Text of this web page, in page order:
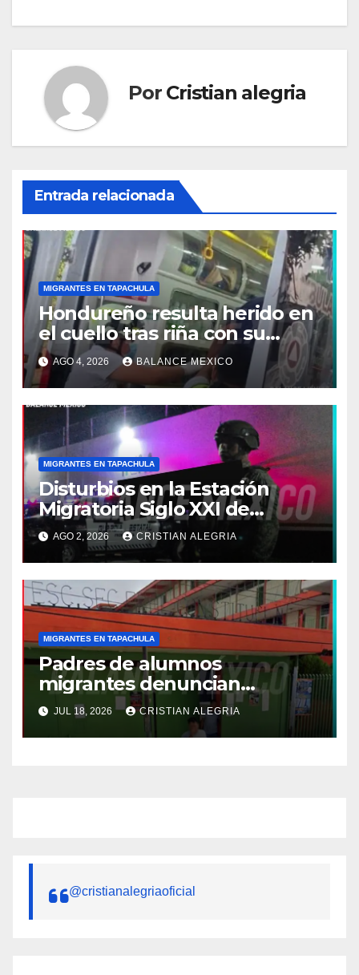
Por Cristian alegria
Entrada relacionada
MIGRANTES EN TAPACHULA
Hondureño resulta herido en
el cuello tras riña con su
pareja en Tapachula
AGO 4, 2026 BALANCE MEXICO
MIGRANTES EN TAPACHULA
Disturbios en la Estación
Migratoria Siglo XXI de
Tapachula, dejan dos
venezolanos detenidos y
trasladados a Tuxtla
Gutiérrez
AGO 2, 2026 CRISTIAN ALEGRIA
MIGRANTES EN TAPACHULA
Padres de alumnos
migrantes denuncian
retención de documentos en
la Secundaria Federal 1 de
Tapachula
JUL 18, 2026 CRISTIAN ALEGRIA
@cristianalegriaoficial